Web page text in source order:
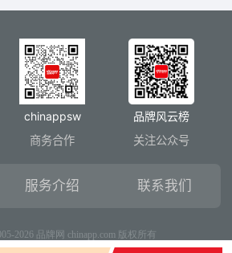
chinappsw
商务合作
品牌风云榜
关注公众号
服务介绍 联系我们
2026 品牌网 chinapp.com 版权所有